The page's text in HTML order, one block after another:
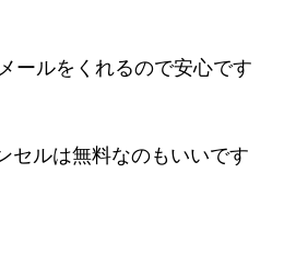
ールをくれるので安心です
セルは無料なのもいいです